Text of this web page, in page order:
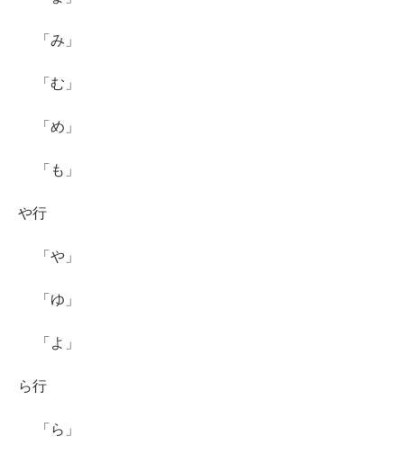
「み」
「む」
「め」
「も」
や行
「や」
「ゆ」
「よ」
ら行
「ら」